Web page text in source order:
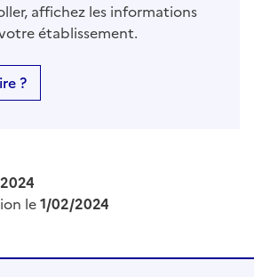
affichez les informations
établissement.
?
le1/02/2024